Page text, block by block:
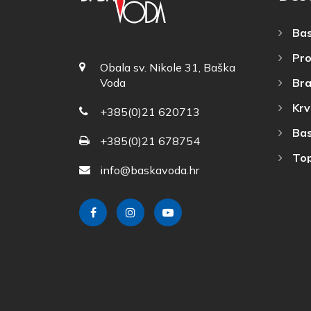
Obala sv. Nikole 31, Baška
Voda
+385(0)21 620713
+385(0)21 678754
info@baskavoda.hr